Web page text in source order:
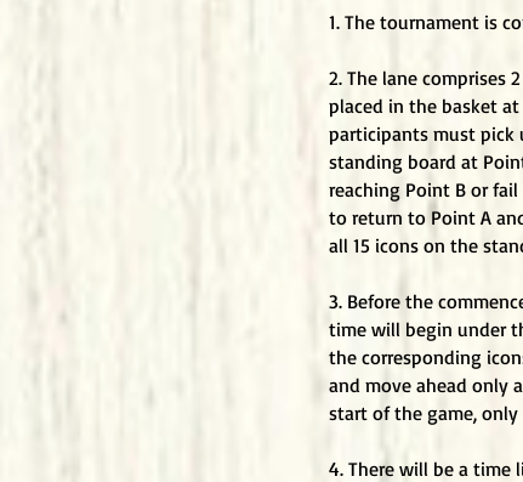
1. The tournament is
2. The lane comprises
placed in the basket
participants must pick
standing board at
reaching Point B or
to return to Point A
all 15 icons on the
3. Before the
time will begin under
the corresponding
and move ahead only
start of the game,
4. There will be a